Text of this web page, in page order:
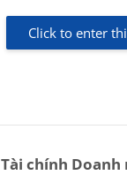
Click to enter
Tài chính Doanh